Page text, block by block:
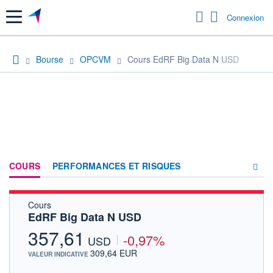
Menu Connexion
Bourse OPCVM Cours EdRF Big Data N USD
COURS PERFORMANCES ET RISQUES
Cours
EdRF Big Data N USD
357,61 USD -0,97%
VALEUR INDICATIVE 309,64 EUR